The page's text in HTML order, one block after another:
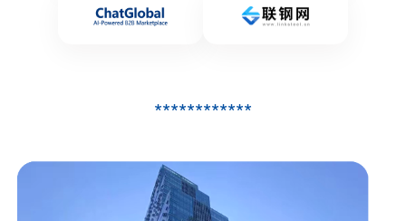
************